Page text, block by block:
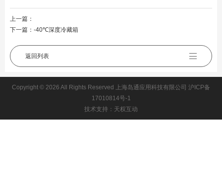
上一篇：
下一篇： -40℃深度冷藏箱
返回列表
Copyright © 2026 All Rights Reserved 上海岛通应用科技有限公司 沪ICP备
17010814号-1
技术支持：天权互动